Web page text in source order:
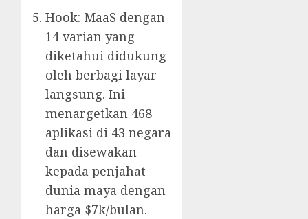
Hook: MaaS dengan
14 varian yang
diketahui didukung
oleh berbagi layar
langsung. Ini
menargetkan 468
aplikasi di 43 negara
dan disewakan
kepada penjahat
dunia maya dengan
harga $7k/bulan.